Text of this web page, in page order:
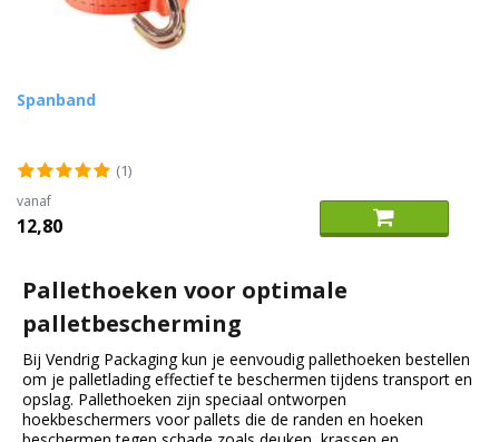
Spanband
(1)
vanaf
12,80
Pallethoeken voor optimale
palletbescherming
Bij Vendrig Packaging kun je eenvoudig pallethoeken bestellen
om je palletlading effectief te beschermen tijdens transport en
opslag. Pallethoeken zijn speciaal ontworpen
hoekbeschermers voor pallets die de randen en hoeken